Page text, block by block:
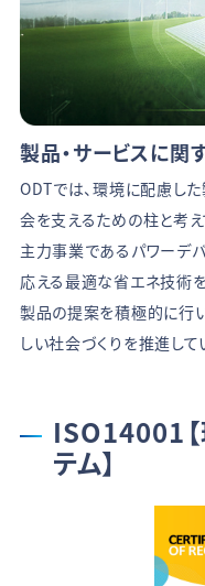
製品・サービスに関
ODTでは、環境に配慮し
会を支えるための柱と考え
主力事業であるパワーデ
応える最適な省エネ技術
製品の提案を積極的に行
しい社会づくりを推進して
ISO14001
テム】